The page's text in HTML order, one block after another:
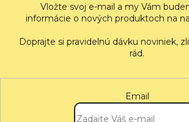
Vložte svoj e-mail a my Vám
informácie o nových produktoch na
Email